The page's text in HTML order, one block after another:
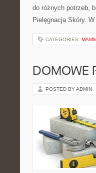
do różnych potrzeb,
Pielęgnacja Skóry.
CATEGORIES:
DOMOWE
POSTED BY ADMIN